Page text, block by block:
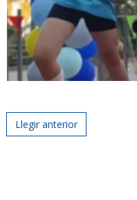
Post navigation
Llegir anterior